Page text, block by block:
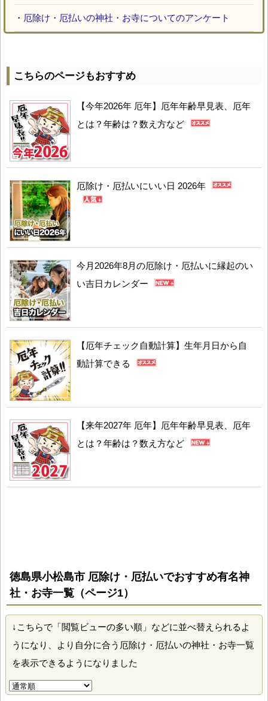
・ 厄除け・厄払いの神社・お寺についてのアンケート
こちらのページもおすすめ
【今年2026年 厄年】厄年年齢早見表、厄年
とは？年齢は？数え方など
厄除け・厄払いにいい日 2026年
今月2026年8月の厄除け・厄払いに縁起のい
い吉日カレンダー
【厄年チェック自動計算】生年月日から自
動計算できる
【来年2027年 厄年】厄年年齢早見表、厄年
とは？年齢は？数え方など
徳島県小松島市 厄除け・厄払いでおすすめ有名神
社・お寺一覧（ページ1）
↓こちらで「閲覧ビューの多い順」などに並べ替えられるよ
うになり、より自分に合う厄除け・厄払いの神社・お寺一覧
を表示できるようになりました